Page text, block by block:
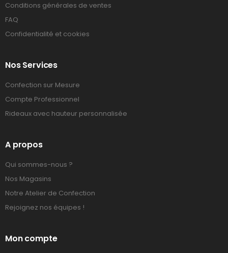
Conditions générales de ventes
FAQ
Confidentialité et cookies
Nos Services
Confection sur Mesure
Compte Professionnel
Rideaux avec hauteur personnalisée
A propos
Qui sommes-nous ?
Nos Magasins
Notre Atelier de Confection
Rejoignez nos équipes !
Mon compte